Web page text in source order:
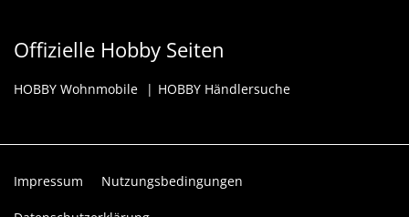
Offizielle Hobby Seiten
HOBBY Wohnmobile HOBBY Händlersuche
Impressum Nutzungsbedingungen